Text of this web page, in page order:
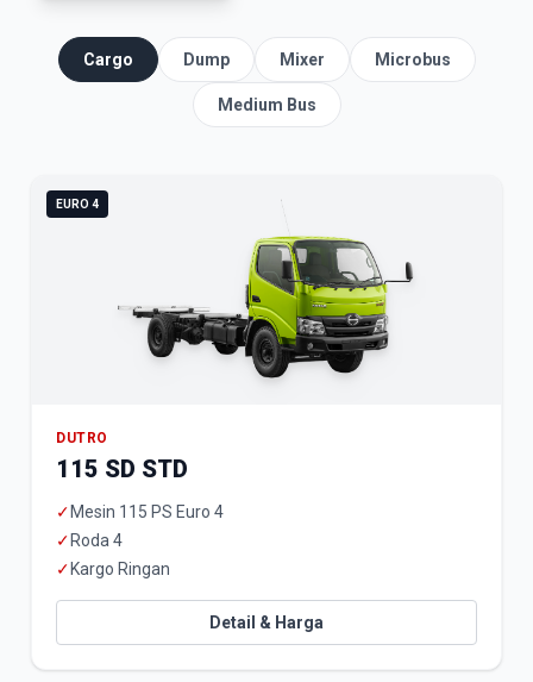
Cargo Dump Mixer Microbus
Medium Bus
EURO 4
DUTRO
115 SD STD
✓ Mesin 115 PS Euro 4
✓ Roda 4
✓ Kargo Ringan
Detail & Harga